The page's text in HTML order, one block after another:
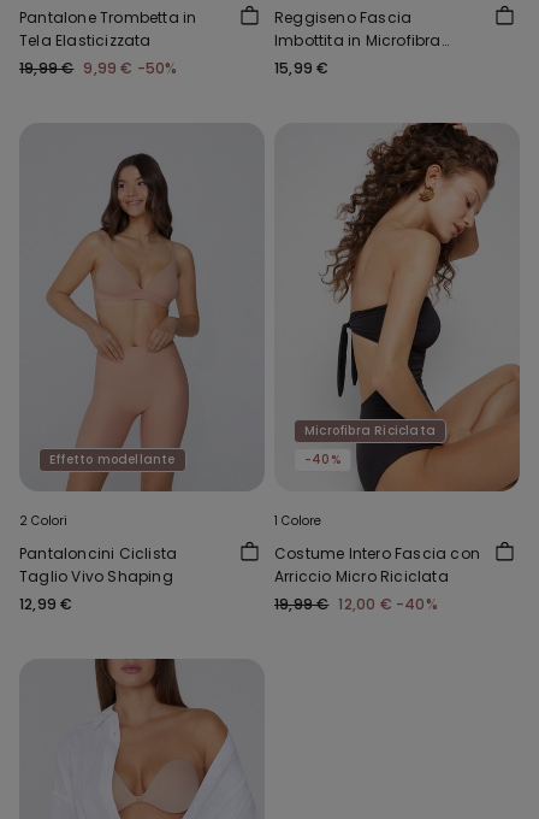
Pantalone Trombetta in
Tela Elasticizzata
19,99 € 9,99 € -50%
Reggiseno Fascia
Imbottita in Microfibra
Riciclata New York
15,99 €
Effetto modellante
2 Colori
Pantaloncini Ciclista
Taglio Vivo Shaping
12,99 €
Microfibra Riciclata
-40%
1 Colore
Costume Intero Fascia con
Arriccio Micro Riciclata
19,99 € 12,00 € -40%